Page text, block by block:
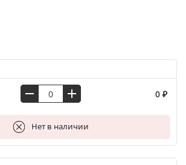
0 ₽
Нет в наличии
В корзину